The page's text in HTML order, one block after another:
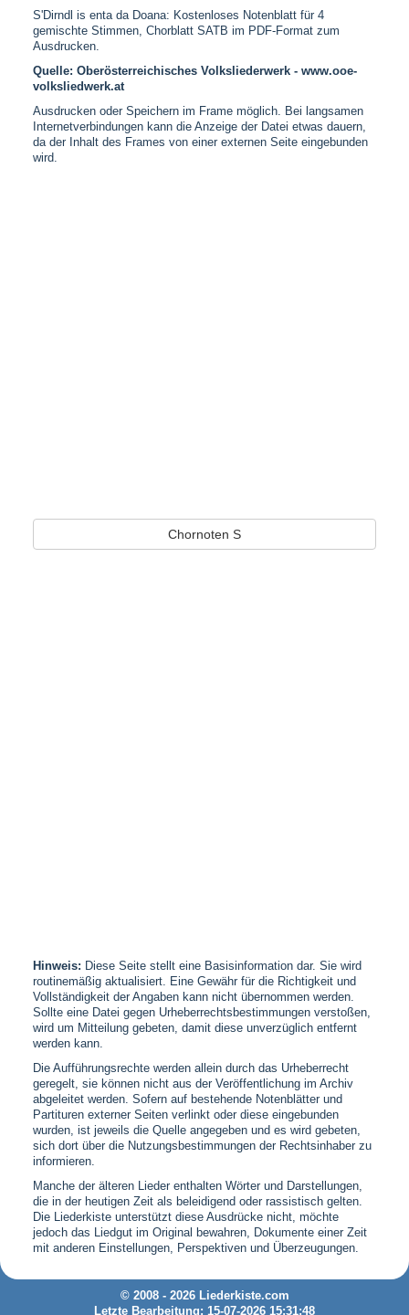
S'Dirndl is enta da Doana: Kostenloses Notenblatt für 4
gemischte Stimmen, Chorblatt SATB im PDF-Format zum
Ausdrucken.
Quelle: Oberösterreichisches Volksliederwerk - www.ooe-
volksliedwerk.at
Ausdrucken oder Speichern im Frame möglich. Bei langsamen
Internetverbindungen kann die Anzeige der Datei etwas dauern,
da der Inhalt des Frames von einer externen Seite eingebunden
wird.
Chornoten S
Hinweis: Diese Seite stellt eine Basisinformation dar. Sie wird
routinemäßig aktualisiert. Eine Gewähr für die Richtigkeit und
Vollständigkeit der Angaben kann nicht übernommen werden.
Sollte eine Datei gegen Urheberrechtsbestimmungen verstoßen,
wird um Mitteilung gebeten, damit diese unverzüglich entfernt
werden kann.
Die Aufführungsrechte werden allein durch das Urheberrecht
geregelt, sie können nicht aus der Veröffentlichung im Archiv
abgeleitet werden. Sofern auf bestehende Notenblätter und
Partituren externer Seiten verlinkt oder diese eingebunden
wurden, ist jeweils die Quelle angegeben und es wird gebeten,
sich dort über die Nutzungsbestimmungen der Rechtsinhaber zu
informieren.
Manche der älteren Lieder enthalten Wörter und Darstellungen,
die in der heutigen Zeit als beleidigend oder rassistisch gelten.
Die Liederkiste unterstützt diese Ausdrücke nicht, möchte
jedoch das Liedgut im Original bewahren, Dokumente einer Zeit
mit anderen Einstellungen, Perspektiven und Überzeugungen.
© 2008 - 2026 Liederkiste.com
Letzte Bearbeitung: 15-07-2026 15:31:48